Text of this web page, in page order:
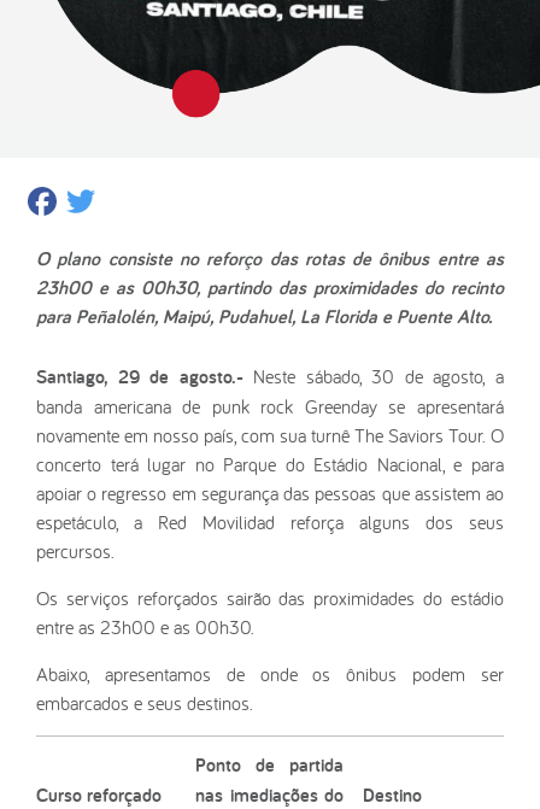
Facebook
O plano consiste no reforço das rotas de ônibus entre as
23h00 e as 00h30, partindo das proximidades do recinto
para Peñalolén, Maipú, Pudahuel, La Florida e Puente Alto.
Santiago, 29 de agosto.- Neste sábado, 30 de agosto, a
banda americana de punk rock Greenday se apresentará
novamente em nosso país, com sua turnê The Saviors Tour. O
concerto terá lugar no Parque do Estádio Nacional, e para
apoiar o regresso em segurança das pessoas que assistem ao
espetáculo, a Red Movilidad reforça alguns dos seus
percursos.
Os serviços reforçados sairão das proximidades do estádio
entre as 23h00 e as 00h30.
Abaixo, apresentamos de onde os ônibus podem ser
embarcados e seus destinos.
Curso reforçado
Ponto de partida
nas imediações do
Destino